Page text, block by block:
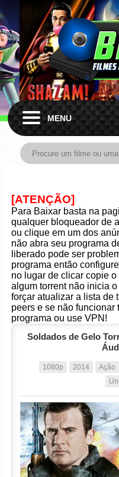
MENU
[ATENÇÃO]
Para Baixar basta na
qualquer bloqueador de
ou clique em um dos
não abra seu programa
liberado pode ser
programa então
no lugar de clicar copie
algum torrent não inicia
forçar atualizar a lista de
peers e se não funcionar
programa ou use VPN!
Soldados de Gelo
1080p 2014 Ação